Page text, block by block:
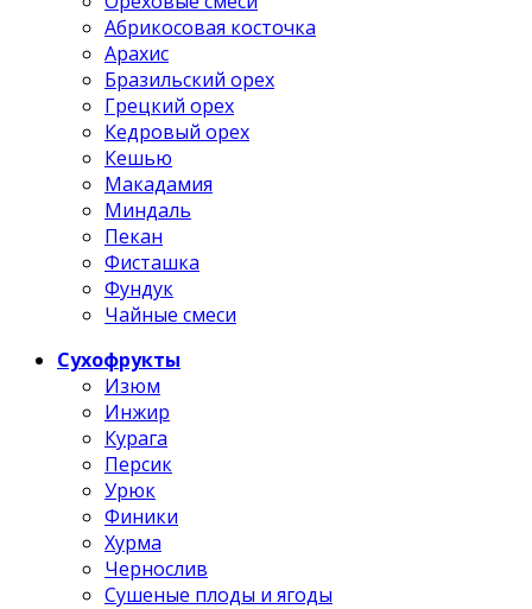
Абрикосовая косточка
Арахис
Бразильский орех
Грецкий орех
Кедровый орех
Кешью
Макадамия
Миндаль
Пекан
Фисташка
Фундук
Чайные смеси
Сухофрукты
Изюм
Инжир
Курага
Персик
Урюк
Финики
Хурма
Чернослив
Сушеные плоды и ягоды